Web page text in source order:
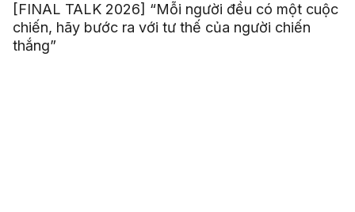
[FINAL TALK 2026] “Mỗi người đều có một cuộc
chiến, hãy bước ra với tư thế của người chiến
thắng”